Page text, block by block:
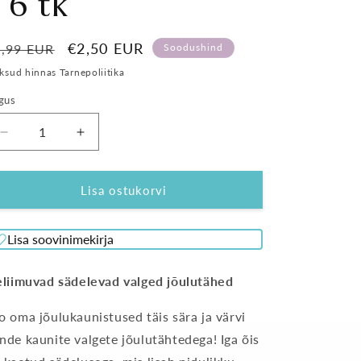
EUR Soodushind
€2,50 EUR Soodushind
hinnas Tarnepoliitika
Vähenda
Iseliimuvad
paberist
valged
6
kogust
Suurenda
Iseliimuvad
paberist
Jõulutähed
valged
6
kogust
Lisa ostukorvi
Lisa soovinimekirja
sädelevad valged jõulutähed
oma jõulukaunistused täis sära ja värvi
kaunite valgete jõulutähtedega! Iga õis